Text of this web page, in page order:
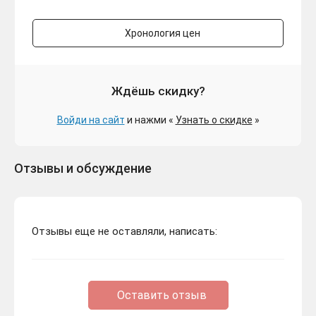
Хронология цен
Ждёшь скидку?
Войди на сайт и нажми « Узнать о скидке »
Отзывы и обсуждение
Отзывы еще не оставляли, написать:
Оставить отзыв